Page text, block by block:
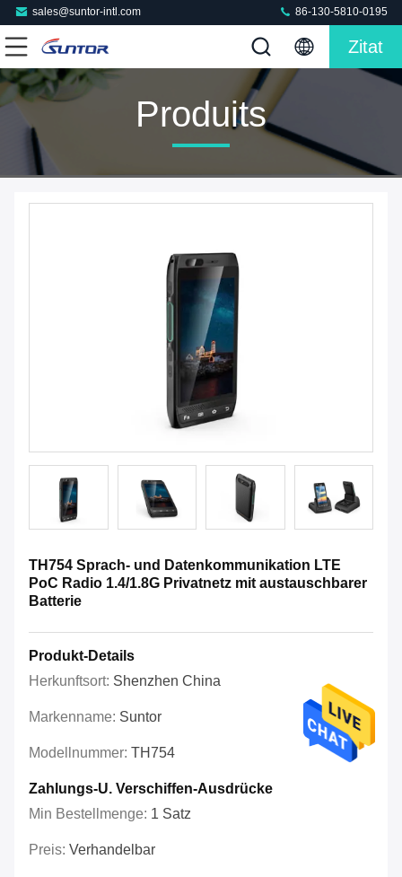
sales@suntor-intl.com 86-130-5810-0195
Zitat
Produits
TH754 Sprach- und Datenkommunikation LTE
PoC Radio 1.4/1.8G Privatnetz mit austauschbarer
Batterie
Produkt-Details
Herkunftsort: Shenzhen China
Markenname: Suntor
Modellnummer: TH754
Zahlungs-U. Verschiffen-Ausdrücke
Min Bestellmenge: 1 Satz
Preis: Verhandelbar